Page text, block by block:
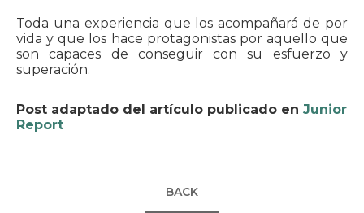
Toda una experiencia que los acompañará de por
vida y que los hace protagonistas por aquello que
son capaces de conseguir con su esfuerzo y
superación.
Post adaptado del artículo publicado en Junior
Report
BACK